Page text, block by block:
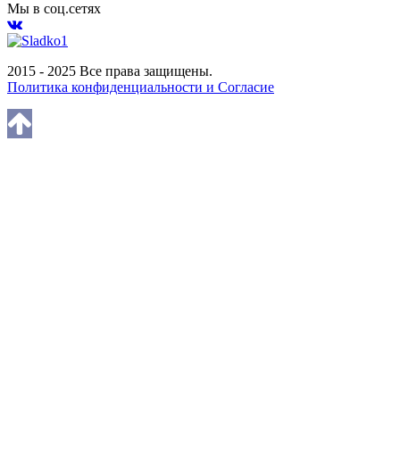
Мы в соц.сетях
2015 - 2025 Все права защищены.
Политика конфиденциальности и Согласие